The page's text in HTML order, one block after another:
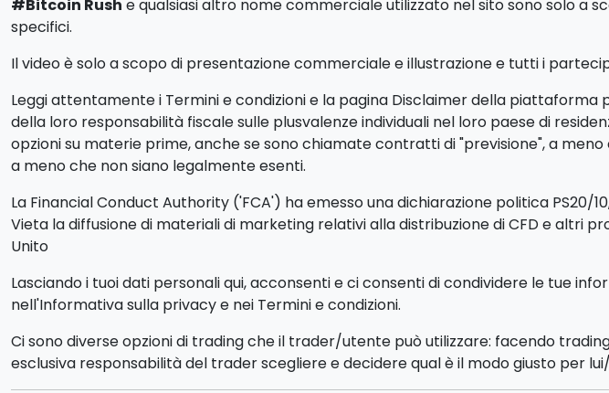
#Bitcoin Rush e qualsiasi altro nome commerciale utilizzato nel sito sono solo a
specifici.
Il video è solo a scopo di presentazione commerciale e illustrazione e tutti i
Leggi attentamente i Termini e condizioni e la pagina Disclaimer della
della loro responsabilità fiscale sulle plusvalenze individuali nel loro paese di
opzioni su materie prime, anche se sono chiamate contratti di "previsione", a
a meno che non siano legalmente esenti.
La Financial Conduct Authority ('FCA') ha emesso una dichiarazione politica
Vieta la diffusione di materiali di marketing relativi alla distribuzione di CFD e altri
Unito
Lasciando i tuoi dati personali qui, acconsenti e ci consenti di condividere le tue
nell'Informativa sulla privacy e nei Termini e condizioni.
Ci sono diverse opzioni di trading che il trader/utente può utilizzare: facendo
esclusiva responsabilità del trader scegliere e decidere qual è il modo giusto per